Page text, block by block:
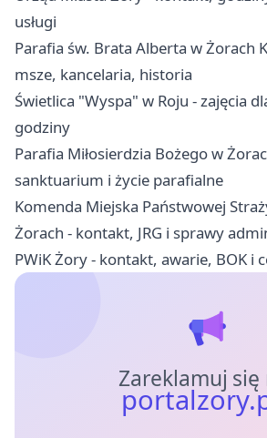
usługi
Parafia św. Brata Alberta w Żorach
msze, kancelaria, historia
Świetlica "Wyspa" w Roju - zajęcia
godziny
Parafia Miłosierdzia Bożego w
sanktuarium i życie parafialne
Komenda Miejska Państwowej
Żorach - kontakt, JRG i sprawy
PWiK Żory - kontakt, awarie, BOK i
Zareklamuj się